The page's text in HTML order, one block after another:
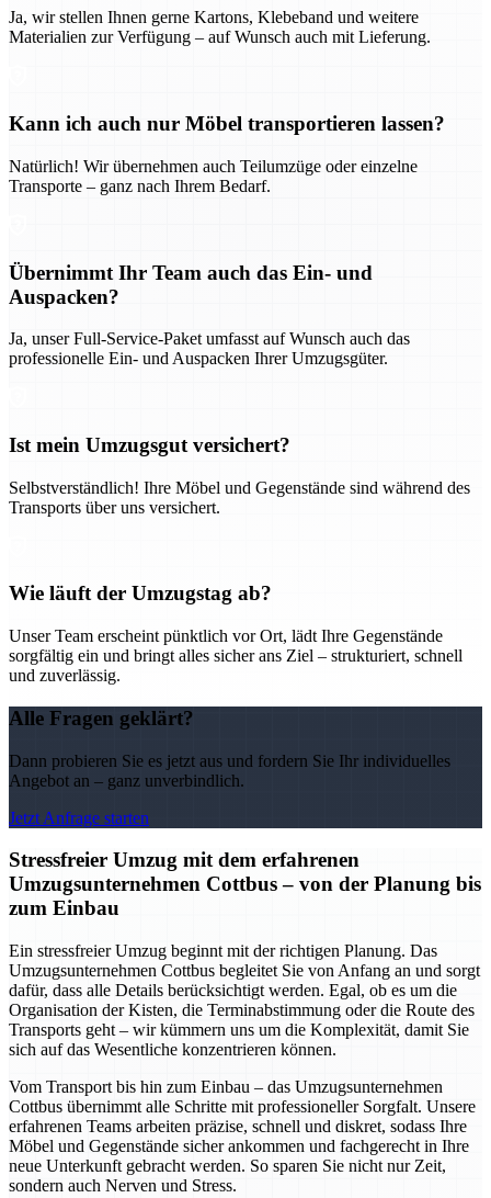
Ja, wir stellen Ihnen gerne Kartons, Klebeband und weitere
Materialien zur Verfügung – auf Wunsch auch mit Lieferung.
Kann ich auch nur Möbel transportieren lassen?
Natürlich! Wir übernehmen auch Teilumzüge oder einzelne
Transporte – ganz nach Ihrem Bedarf.
Übernimmt Ihr Team auch das Ein- und
Auspacken?
Ja, unser Full-Service-Paket umfasst auf Wunsch auch das
professionelle Ein- und Auspacken Ihrer Umzugsgüter.
Ist mein Umzugsgut versichert?
Selbstverständlich! Ihre Möbel und Gegenstände sind während des
Transports über uns versichert.
Wie läuft der Umzugstag ab?
Unser Team erscheint pünktlich vor Ort, lädt Ihre Gegenstände
sorgfältig ein und bringt alles sicher ans Ziel – strukturiert, schnell
und zuverlässig.
Alle Fragen geklärt?
Dann probieren Sie es jetzt aus und fordern Sie Ihr individuelles
Angebot an – ganz unverbindlich.
Jetzt Anfrage starten
Stressfreier Umzug mit dem erfahrenen
Umzugsunternehmen Cottbus – von der Planung bis
zum Einbau
Ein stressfreier Umzug beginnt mit der richtigen Planung. Das
Umzugsunternehmen Cottbus begleitet Sie von Anfang an und sorgt
dafür, dass alle Details berücksichtigt werden. Egal, ob es um die
Organisation der Kisten, die Terminabstimmung oder die Route des
Transports geht – wir kümmern uns um die Komplexität, damit Sie
sich auf das Wesentliche konzentrieren können.
Vom Transport bis hin zum Einbau – das Umzugsunternehmen
Cottbus übernimmt alle Schritte mit professioneller Sorgfalt. Unsere
erfahrenen Teams arbeiten präzise, schnell und diskret, sodass Ihre
Möbel und Gegenstände sicher ankommen und fachgerecht in Ihre
neue Unterkunft gebracht werden. So sparen Sie nicht nur Zeit,
sondern auch Nerven und Stress.